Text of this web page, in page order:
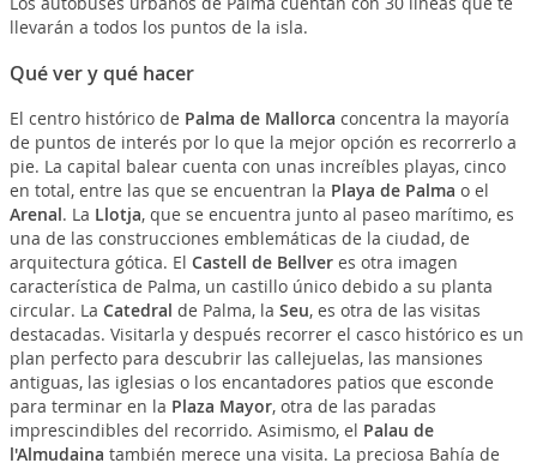
llevarán a todos los puntos de la isla.
Qué ver y qué hacer
El centro histórico de Palma de Mallorca concentra la mayoría
de puntos de interés por lo que la mejor opción es recorrerlo a
pie. La capital balear cuenta con unas increíbles playas, cinco
en total, entre las que se encuentran la Playa de Palma o el
Arenal. La Llotja, que se encuentra junto al paseo marítimo, es
una de las construcciones emblemáticas de la ciudad, de
arquitectura gótica. El Castell de Bellveres otra imagen
característica de Palma, un castillo único debido a su planta
circular. La Catedral de Palma, la Seu, es otra de las visitas
destacadas. Visitarla y después recorrer el casco histórico es un
plan perfecto para descubrir las callejuelas, las mansiones
antiguas, las iglesias o los encantadores patios que esconde
para terminar en la Plaza Mayor, otra de las paradas
imprescindibles del recorrido. Asimismo, el Palau de
l'Almudaina también merece una visita. La preciosa Bahía de